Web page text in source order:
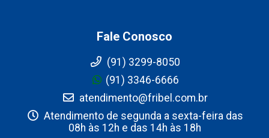
Fale Conosco
(91) 3299-8050
(91) 3346-6666
atendimento@fribel.com.br
Atendimento de segunda a sexta-feira das
08h às 12h e das 14h às 18h